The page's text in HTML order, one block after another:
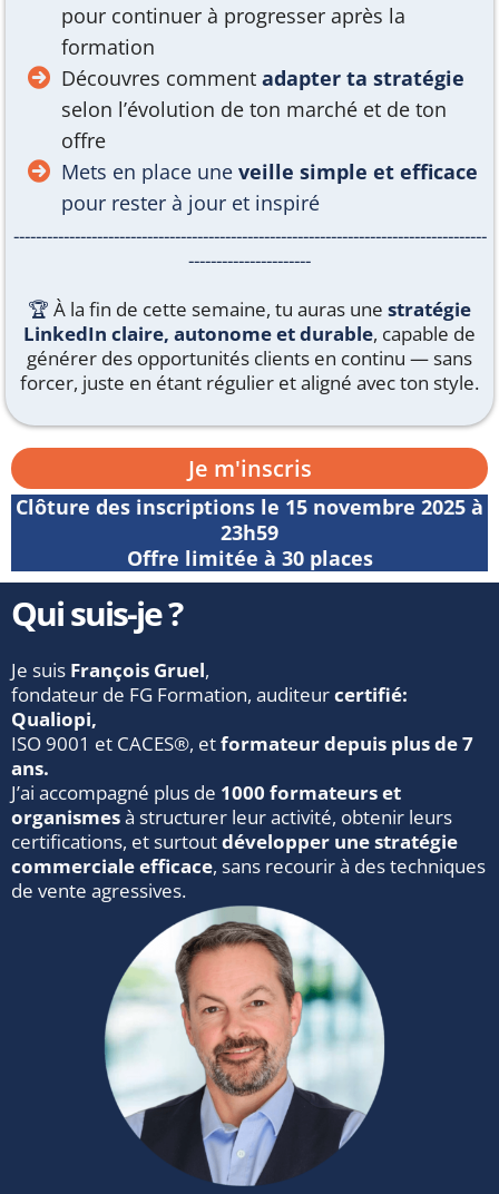
pour continuer à progresser après la
formation
Découvres comment adapter ta stratégie
selon l’évolution de ton marché et de ton
offre
Mets en place une veille simple et efficace
pour rester à jour et inspiré
-------------------------------------------------------------------------------------
----------------------
🏆 À la fin de cette semaine, tu auras une stratégie
LinkedIn claire, autonome et durable, capable de
générer des opportunités clients en continu — sans
forcer, juste en étant régulier et aligné avec ton style.
Je m'inscris
Clôture des inscriptions le 15 novembre 2025 à
23h59
Offre limitée à 30 places
Qui suis-je ?
Je suis François Gruel,
fondateur de FG Formation, auditeurcertifié:
Qualiopi,
ISO 9001 et CACES®, etformateur depuis plus de 7
ans.
J’ai accompagné plus de 1000 formateurs et
organismesà structurer leur activité, obtenir leurs
certifications, et surtoutdévelopper une stratégie
commerciale efficace, sans recourir à des techniques
de vente agressives.